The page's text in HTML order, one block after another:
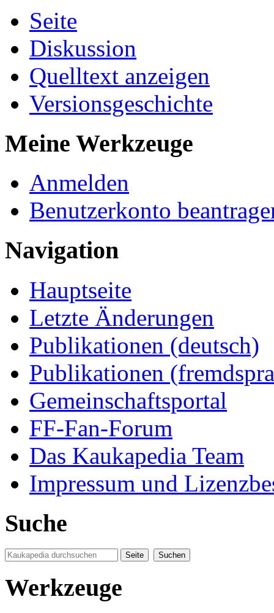
Seite
Diskussion
Quelltext anzeigen
Versionsgeschichte
Meine Werkzeuge
Anmelden
Benutzerkonto
Navigation
Hauptseite
Letzte Änderungen
Publikationen (deutsch)
Publikationen
Gemeinschaftsportal
FF-Fan-Forum
Das Kaukapedia Team
Impressum und
Suche
Werkzeuge